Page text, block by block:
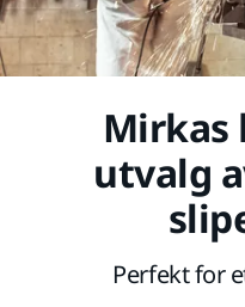
utvalg
Perfekt for